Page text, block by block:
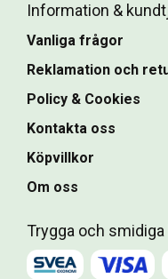
Information &
Vanliga frågor
Reklamation och
Policy & Cookies
Kontakta oss
Köpvillkor
Om oss
Trygga och